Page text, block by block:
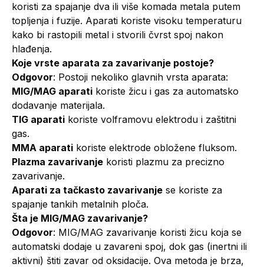
koristi za spajanje dva ili više komada metala putem
topljenja i fuzije. Aparati koriste visoku temperaturu
kako bi rastopili metal i stvorili čvrst spoj nakon
hlađenja.
Koje vrste aparata za zavarivanje postoje?
Odgovor: Postoji nekoliko glavnih vrsta aparata:
MIG/MAG aparati koriste žicu i gas za automatsko
dodavanje materijala.
TIG aparati koriste volframovu elektrodu i zaštitni
gas.
MMA aparati koriste elektrode obložene fluksom.
Plazma zavarivanje koristi plazmu za precizno
zavarivanje.
Aparati za tačkasto zavarivanje se koriste za
spajanje tankih metalnih ploča.
Šta je MIG/MAG zavarivanje?
Odgovor: MIG/MAG zavarivanje koristi žicu koja se
automatski dodaje u zavareni spoj, dok gas (inertni ili
aktivni) štiti zavar od oksidacije. Ova metoda je brza,